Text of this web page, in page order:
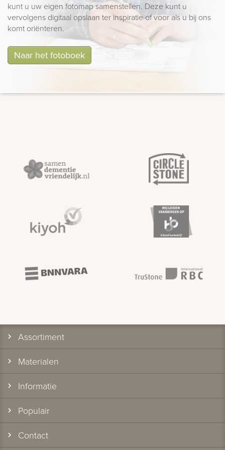
kunt u uw eigen fotomap samenstellen. Deze kunt u
vervolgens digitaal opslaan ter inspiratie of voor als u bij ons
komt oriënteren.
Naar het fotoboek
Assortiment
Materialen
Informatie
Populair
Contact